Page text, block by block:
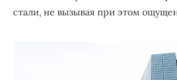
стали, не вызывая при этом